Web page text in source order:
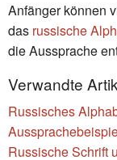
Anfänger können
das russische
die Aussprache
Verwandte
Russisches
Russische Schrift